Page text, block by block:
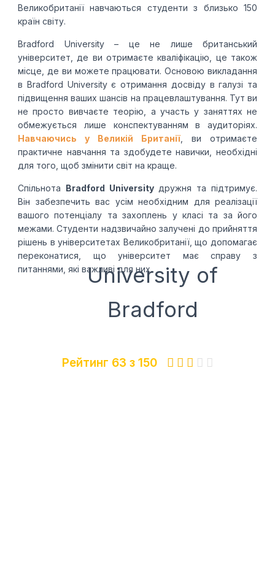
Великобританії навчаються студенти з близько 150
країн світу.
Bradford University – це не лише британський
університет, де ви отримаєте кваліфікацію, це також
місце, де ви можете працювати. Основою викладання
в Bradford University є отримання досвіду в галузі та
підвищення ваших шансів на працевлаштування. Тут ви
не просто вивчаєте теорію, а участь у заняттях не
обмежується лише конспектуванням в аудиторіях.
Навчаючись у Великій Британії
ви отримаєте
практичне навчання та здобудете навички, необхідні
для того, щоб змінити світ на краще.
Спільнота Bradford Universityдружня та підтримує.
Він забезпечить вас усім необхідним для реалізації
вашого потенціалу та захоплень у класі та за його
межами. Студенти надзвичайно залучені до прийняття
рішень в університетах Великобританії, що допомагає
переконатися, що університет має справу з
питаннями, які важливі для них.University of
Bradford
Рейтинг 63 з 150     